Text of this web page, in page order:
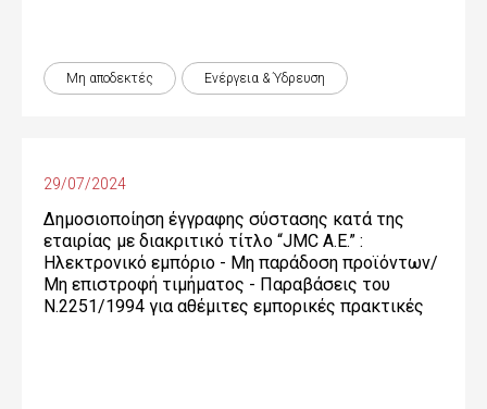
Μη αποδεκτές Ενέργεια & Ύδρευση
29/07/2024
Δημοσιοποίηση έγγραφης σύστασης κατά της
εταιρίας με διακριτικό τίτλο “JMC Α.Ε.” :
Ηλεκτρονικό εμπόριο - Μη παράδοση προϊόντων/
Μη επιστροφή τιμήματος - Παραβάσεις του
Ν.2251/1994 για αθέμιτες εμπορικές πρακτικές